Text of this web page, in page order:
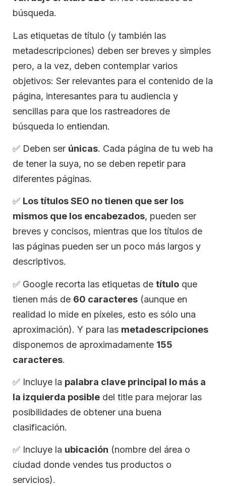
búsqueda.
Las etiquetas de título (y también las
metadescripciones) deben ser breves y simples
pero, a la vez, deben contemplar varios
objetivos: Ser relevantes para el contenido de la
página, interesantes para tu audiencia y
sencillas para que los rastreadores de
búsqueda lo entiendan.
✅ Deben ser únicas. Cada página de tu web ha
de tener la suya, no se deben repetir para
diferentes páginas.
✅ Los títulos SEO no tienen que ser los
mismos que los encabezados, pueden ser
breves y concisos, mientras que los títulos de
las páginas pueden ser un poco más largos y
descriptivos.
✅ Google recorta las etiquetas de título que
tienen más de 60 caracteres (aunque en
realidad lo mide en píxeles, esto es sólo una
aproximación). Y para las metadescripciones
disponemos de aproximadamente 155
caracteres.
✅ Incluye la palabra clave principal lo más a
la izquierda posible del title para mejorar las
posibilidades de obtener una buena
clasificación.
✅ Incluye la ubicación (nombre del área o
ciudad donde vendes tus productos o
servicios).